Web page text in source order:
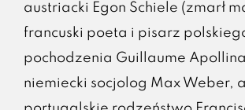
austriacki Egon Schiele (zmarł
francuski poeta i pisarz
pochodzenia Guillaume
niemiecki socjolog Max Weber,